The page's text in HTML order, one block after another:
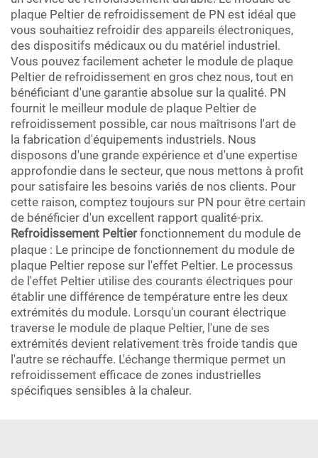
plaque Peltier de refroidissement de PN est idéal que
vous souhaitiez refroidir des appareils électroniques,
des dispositifs médicaux ou du matériel industriel.
Vous pouvez facilement acheter le module de plaque
Peltier de refroidissement en gros chez nous, tout en
bénéficiant d'une garantie absolue sur la qualité. PN
fournit le meilleur module de plaque Peltier de
refroidissement possible, car nous maîtrisons l'art de
la fabrication d'équipements industriels. Nous
disposons d'une grande expérience et d'une expertise
approfondie dans le secteur, que nous mettons à profit
pour satisfaire les besoins variés de nos clients. Pour
cette raison, comptez toujours sur PN pour être certain
de bénéficier d'un excellent rapport qualité-prix.
Refroidissement Peltierfonctionnement du module de
plaque : Le principe de fonctionnement du module de
plaque Peltier repose sur l'effet Peltier. Le processus
de l'effet Peltier utilise des courants électriques pour
établir une différence de température entre les deux
extrémités du module. Lorsqu'un courant électrique
traverse le module de plaque Peltier, l'une de ses
extrémités devient relativement très froide tandis que
l'autre se réchauffe. L'échange thermique permet un
refroidissement efficace de zones industrielles
spécifiques sensibles à la chaleur.